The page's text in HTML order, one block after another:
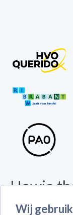
Wij
Howie
© 2026 - Alle